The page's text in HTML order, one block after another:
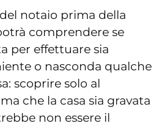
notaio prima della
comprendere se
per effettuare sia
o nasconda qualche
scoprire solo al
che la casa sia gravata
non essere il